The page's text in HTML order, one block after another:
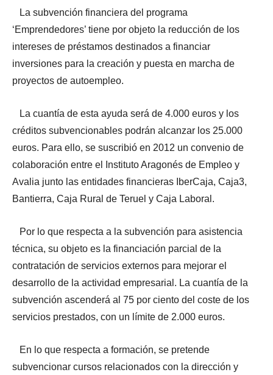
La subvención financiera del programa
‘Emprendedores’ tiene por objeto la reducción de los
intereses de préstamos destinados a financiar
inversiones para la creación y puesta en marcha de
proyectos de autoempleo.
La cuantía de esta ayuda será de 4.000 euros y los
créditos subvencionables podrán alcanzar los 25.000
euros. Para ello, se suscribió en 2012 un convenio de
colaboración entre el Instituto Aragonés de Empleo y
Avalia junto las entidades financieras IberCaja, Caja3,
Bantierra, Caja Rural de Teruel y Caja Laboral.
Por lo que respecta a la subvención para asistencia
técnica, su objeto es la financiación parcial de la
contratación de servicios externos para mejorar el
desarrollo de la actividad empresarial. La cuantía de la
subvención ascenderá al 75 por ciento del coste de los
servicios prestados, con un límite de 2.000 euros.
En lo que respecta a formación, se pretende
subvencionar cursos relacionados con la dirección y